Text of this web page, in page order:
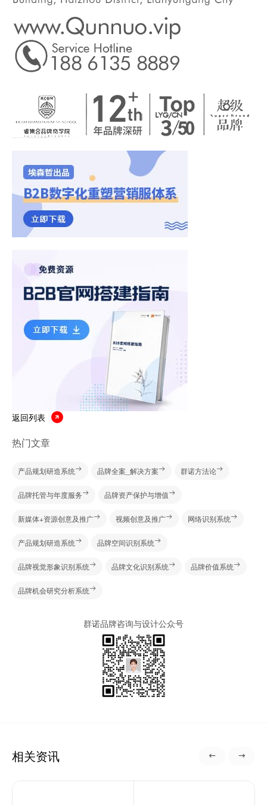
返回列表
热门文章
产品规划研造系统 品牌全案_解决方案 群诺方法论
品牌托管与年度服务 品牌资产保护与增值
新媒体+资源创意及推广 视频创意及推广 网络识别系统
产品规划研造系统 品牌空间识别系统
品牌视觉形象识别系统 品牌文化识别系统 品牌价值系统
品牌机会研究分析系统
群诺品牌咨询与设计公众号
相关资讯